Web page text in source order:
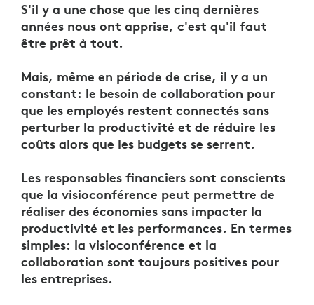
S'il y a une chose que les cinq dernières
années nous ont apprise, c'est qu'il faut
être prêt à tout.
Mais, même en période de crise, il y a un
constant: le besoin de collaboration pour
que les employés restent connectés sans
perturber la productivité et de réduire les
coûts alors que les budgets se serrent.
Les responsables financiers sont conscients
que la visioconférence peut permettre de
réaliser des économies sans impacter la
productivité et les performances. En termes
simples: la visioconférence et la
collaboration sont toujours positives pour
les entreprises.